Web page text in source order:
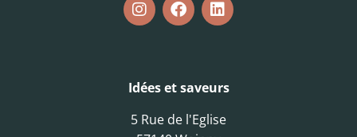
Idées et saveurs
5 Rue de l'Eglise